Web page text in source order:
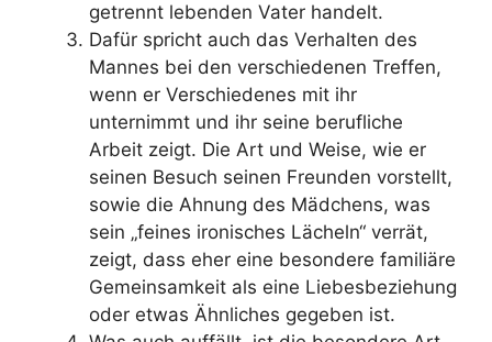
getrennt lebenden Vater handelt.
Dafür spricht auch das Verhalten des
Mannes bei den verschiedenen Treffen,
wenn er Verschiedenes mit ihr
unternimmt und ihr seine berufliche
Arbeit zeigt. Die Art und Weise, wie er
seinen Besuch seinen Freunden vorstellt,
sowie die Ahnung des Mädchens, was
sein „feines ironisches Lächeln“ verrät,
zeigt, dass eher eine besondere familiäre
Gemeinsamkeit als eine Liebesbeziehung
oder etwas Ähnliches gegeben ist.